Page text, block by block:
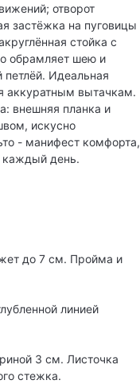
отворот
застёжка на пуговицы
стойка с
обрамляет шею и
петлёй. Идеальная
аккуратным вытачкам.
внешняя планка и
искусно
- манифест комфорта,
каждый день.
до 7 см. Пройма и
линией
3 см. Листочка
стежка.